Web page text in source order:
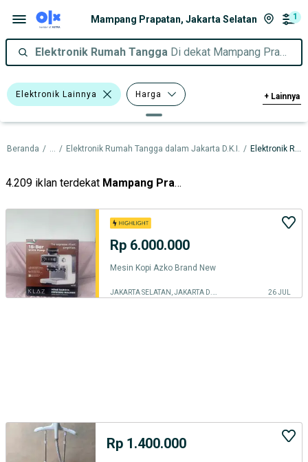
Mampang Prapatan, Jakarta Selatan 1
Elektronik Rumah Tangga Di dekat Mampang Prapatan, Jakarta Selatan
Elektronik Lainnya Harga
Kondisi Tipe
+ Lainnya
Beranda / ... / Elektronik Rumah Tangga dalam Jakarta D.K.I. / Elektronik Rumah Tangga dalam Jakarta Selatan
4.209 iklan terdekat Mampang Prapatan
Rp 6.000.000
Mesin Kopi Azko Brand New
26 JUL
Rp 1.400.000